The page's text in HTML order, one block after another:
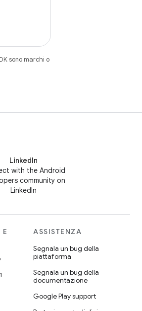
sono marchi o
LinkedIn
with the Android
community on
LinkedIn
ASSISTENZA
Segnala un bug della
piattaforma
Segnala un bug della
documentazione
Google Play support